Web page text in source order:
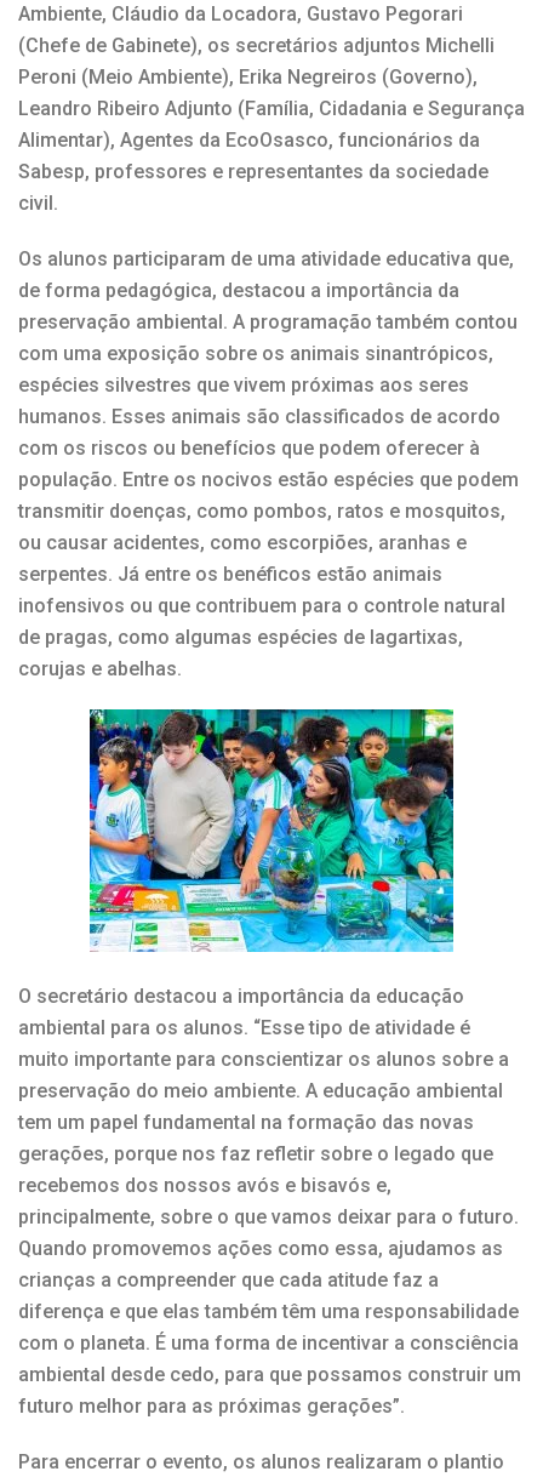
Ambiente, Cláudio da Locadora, Gustavo Pegorari
(Chefe de Gabinete), os secretários adjuntos Michelli
Peroni (Meio Ambiente), Erika Negreiros (Governo),
Leandro Ribeiro Adjunto (Família, Cidadania e Segurança
Alimentar), Agentes da EcoOsasco, funcionários da
Sabesp, professores e representantes da sociedade
civil.
Os alunos participaram de uma atividade educativa que,
de forma pedagógica, destacou a importância da
preservação ambiental. A programação também contou
com uma exposição sobre os animais sinantrópicos,
espécies silvestres que vivem próximas aos seres
humanos. Esses animais são classificados de acordo
com os riscos ou benefícios que podem oferecer à
população. Entre os nocivos estão espécies que podem
transmitir doenças, como pombos, ratos e mosquitos,
ou causar acidentes, como escorpiões, aranhas e
serpentes. Já entre os benéficos estão animais
inofensivos ou que contribuem para o controle natural
de pragas, como algumas espécies de lagartixas,
corujas e abelhas.
O secretário destacou a importância da educação
ambiental para os alunos. “Esse tipo de atividade é
muito importante para conscientizar os alunos sobre a
preservação do meio ambiente. A educação ambiental
tem um papel fundamental na formação das novas
gerações, porque nos faz refletir sobre o legado que
recebemos dos nossos avós e bisavós e,
principalmente, sobre o que vamos deixar para o futuro.
Quando promovemos ações como essa, ajudamos as
crianças a compreender que cada atitude faz a
diferença e que elas também têm uma responsabilidade
com o planeta. É uma forma de incentivar a consciência
ambiental desde cedo, para que possamos construir um
futuro melhor para as próximas gerações”.
Para encerrar o evento, os alunos realizaram o plantio